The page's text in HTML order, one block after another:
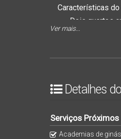
Características
Dois quartos
oferecendo
Banheiro: O
Sala de estar
momentos
Cozinha
Ver mais...
Detalhes
Serviços Próximos
Academias de